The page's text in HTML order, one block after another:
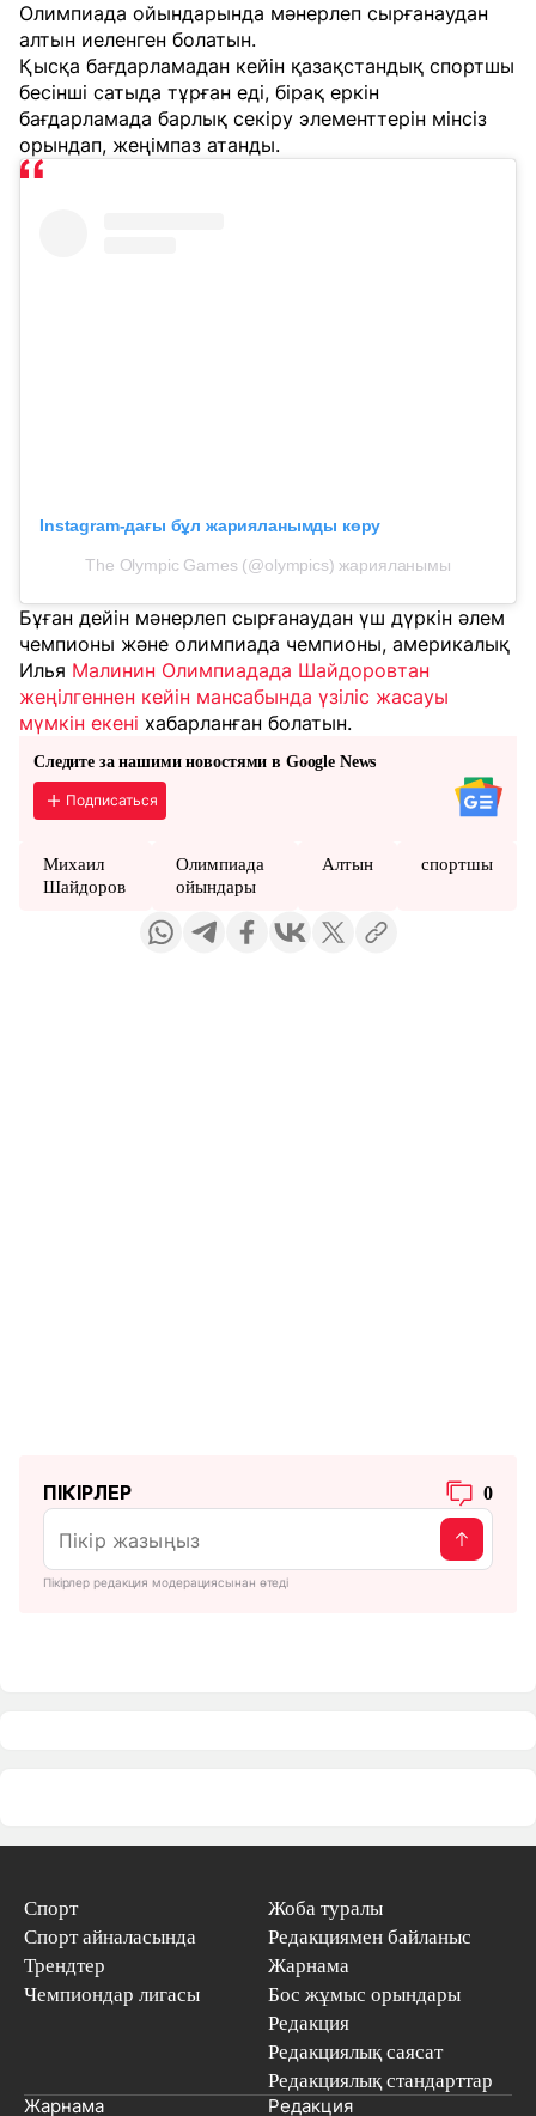
Олимпиада ойындарында мәнерлеп сырғанаудан
алтын иеленген болатын.
Қысқа бағдарламадан кейін қазақстандық спортшы
бесінші сатыда тұрған еді, бірақ еркін
бағдарламада барлық секіру элементтерін мінсіз
орындап, жеңімпаз атанды.
Instagram-дағы бұл жарияланымды көру
The Olympic Games (@olympics) жарияланымы
Бұған дейін мәнерлеп сырғанаудан үш дүркін әлем
чемпионы және олимпиада чемпионы, америкалық
Илья Малинин Олимпиадада Шайдоровтан
жеңілгеннен кейін мансабында үзіліс жасауы
мүмкін екені хабарланған болатын.
Следите за нашими новостями в Google News
Подписаться
Михаил
Шайдоров
Олимпиада
ойындары
Алтын спортшы
ПІКІРЛЕР 0
Пікірлер редакция модерациясынан өтеді
Спорт
Спорт айналасында
Трендтер
Чемпиондар лигасы
Жоба туралы
Редакциямен байланыс
Жарнама
Бос жұмыс орындары
Редакция
Редакциялық саясат
Редакциялық стандарттар
Жарнама Редакция